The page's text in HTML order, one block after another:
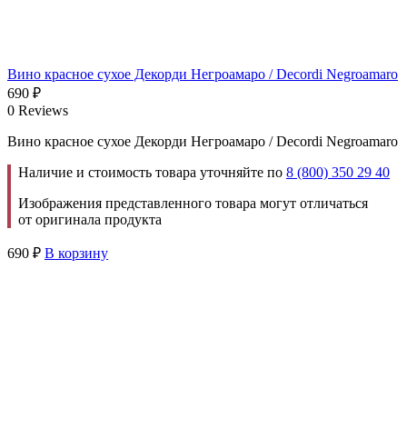
Вино красное сухое Декорди Негроамаро / Decordi Negroamaro
690 ₽
0 Reviews
Вино красное сухое Декорди Негроамаро / Decordi Negroamaro
Наличие и стоимость товара уточняйте по 8 (800) 350 29 40
Изображения представленного товара могут отличаться
от оригинала продукта
690 ₽ В корзину